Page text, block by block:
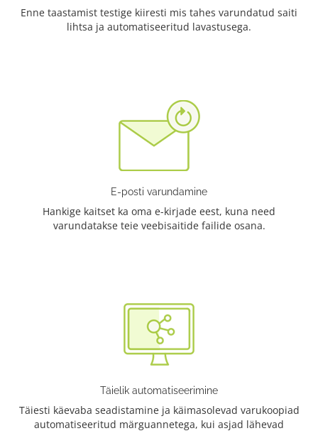
Enne taastamist testige kiiresti mis tahes varundatud saiti
lihtsa ja automatiseeritud lavastusega.
E-posti varundamine
Hankige kaitset ka oma e-kirjade eest, kuna need
varundatakse teie veebisaitide failide osana.
Täielik automatiseerimine
Täiesti käevaba seadistamine ja käimasolevad varukoopiad
automatiseeritud märguannetega, kui asjad lähevad